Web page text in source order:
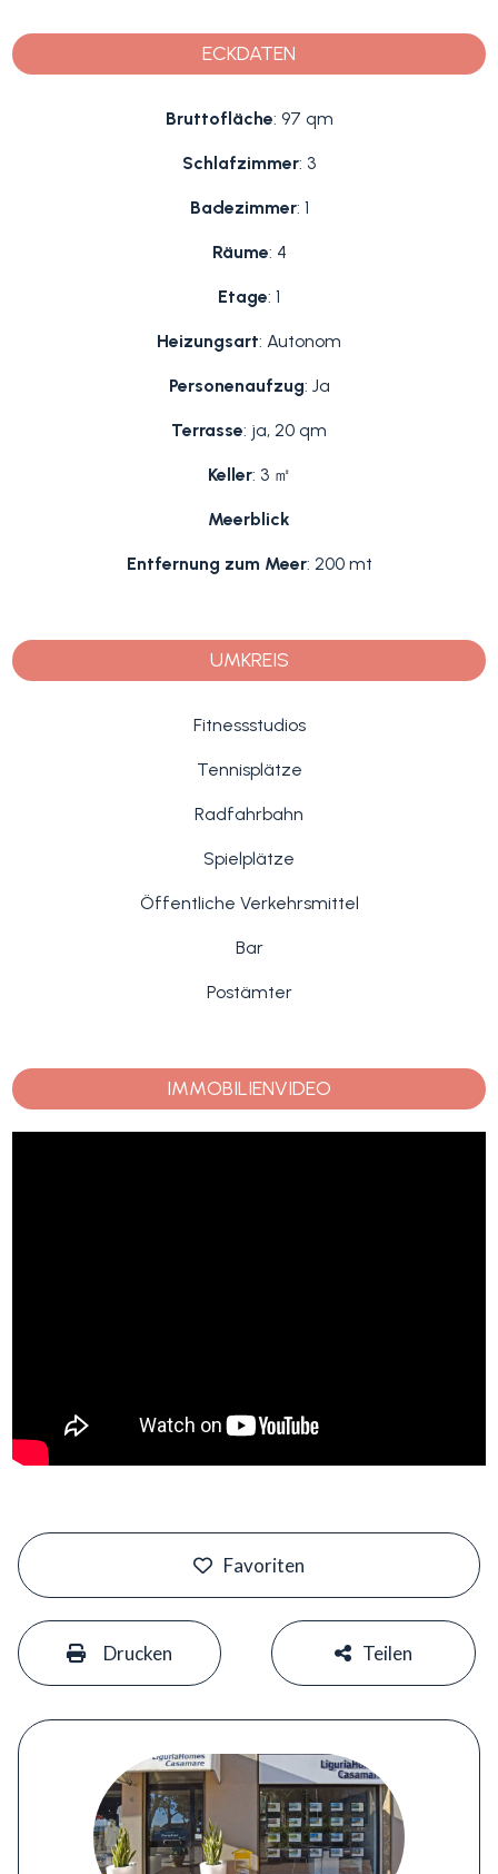
ECKDATEN
Bruttofläche: 97 qm
Schlafzimmer: 3
Badezimmer: 1
Räume: 4
Etage: 1
Heizungsart: Autonom
Personenaufzug: Ja
Terrasse: ja, 20 qm
Keller: 3 ㎡
Meerblick
Entfernung zum Meer: 200 mt
UMKREIS
Fitnessstudios
Tennisplätze
Radfahrbahn
Spielplätze
Öffentliche Verkehrsmittel
Bar
Postämter
IMMOBILIENVIDEO
Favoriten
Drucken Teilen